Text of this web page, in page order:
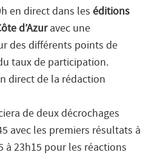
en direct dans les éditions
d’Azuravec une
des différents points de
taux de participation.
direct de la rédaction
de deux décrochages
avec les premiers résultats à
à 23h15 pour les réactions